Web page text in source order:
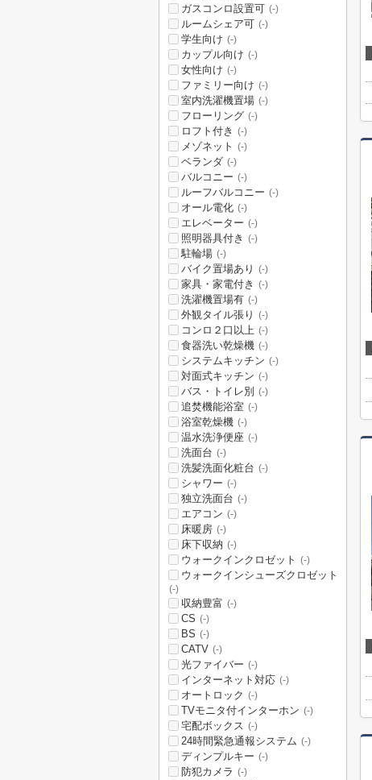
ガスコンロ設置可 (-)
ルームシェア可 (-)
学生向け (-)
カップル向け (-)
女性向け (-)
ファミリー向け (-)
室内洗濯機置場 (-)
フローリング (-)
ロフト付き (-)
メゾネット (-)
ベランダ (-)
バルコニー (-)
ルーフバルコニー (-)
オール電化 (-)
エレベーター (-)
照明器具付き (-)
駐輪場 (-)
バイク置場あり (-)
家具・家電付き (-)
洗濯機置場有 (-)
外観タイル張り (-)
コンロ２口以上 (-)
食器洗い乾燥機 (-)
システムキッチン (-)
対面式キッチン (-)
バス・トイレ別 (-)
追焚機能浴室 (-)
浴室乾燥機 (-)
温水洗浄便座 (-)
洗面台 (-)
洗髪洗面化粧台 (-)
シャワー (-)
独立洗面台 (-)
エアコン (-)
床暖房 (-)
床下収納 (-)
ウォークインクロゼット (-)
ウォークインシューズクロゼット
(-)
収納豊富 (-)
CS (-)
BS (-)
CATV (-)
光ファイバー (-)
インターネット対応 (-)
オートロック (-)
TVモニタ付インターホン (-)
宅配ボックス (-)
24時間緊急通報システム (-)
ディンプルキー (-)
防犯カメラ (-)